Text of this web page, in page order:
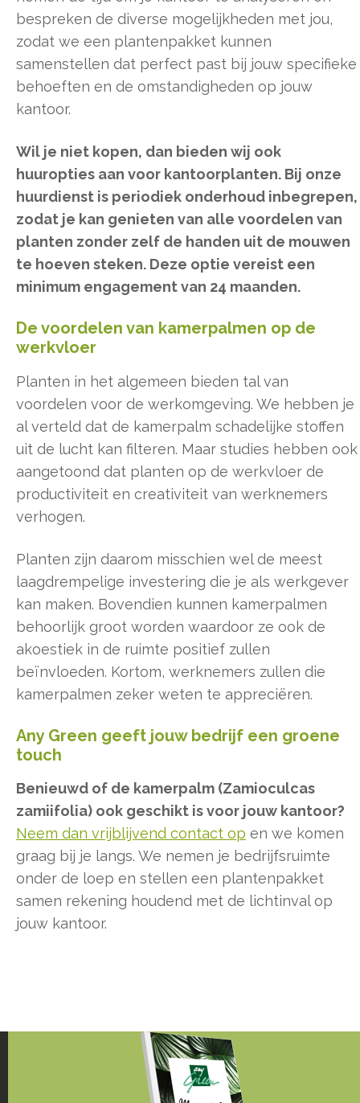
bespreken de diverse mogelijkheden met jou,
zodat we een plantenpakket kunnen
samenstellen dat perfect past bij jouw specifieke
behoeften en de omstandigheden op jouw
kantoor.
Wil je niet kopen, dan bieden wij ook
huuropties aan voor kantoorplanten. Bij onze
huurdienst is periodiek onderhoud inbegrepen,
zodat je kan genieten van alle voordelen van
planten zonder zelf de handen uit de mouwen
te hoeven steken. Deze optie vereist een
minimum engagement van 24 maanden.
De voordelen van kamerpalmen op de
werkvloer
Planten in het algemeen bieden tal van
voordelen voor de werkomgeving. We hebben je
al verteld dat de kamerpalm schadelijke stoffen
uit de lucht kan filteren. Maar studies hebben ook
aangetoond dat planten op de werkvloer de
productiviteit en creativiteit van werknemers
verhogen.
Planten zijn daarom misschien wel de meest
laagdrempelige investering die je als werkgever
kan maken. Bovendien kunnen kamerpalmen
behoorlijk groot worden waardoor ze ook de
akoestiek in de ruimte positief zullen
beïnvloeden. Kortom, werknemers zullen die
kamerpalmen zeker weten te appreciëren.
Any Green geeft jouw bedrijf een groene
touch
Benieuwd of de kamerpalm (Zamioculcas
zamiifolia) ook geschikt is voor jouw kantoor?
Neem dan vrijblijvend contact op en we komen
graag bij je langs. We nemen je bedrijfsruimte
onder de loep en stellen een plantenpakket
samen rekening houdend met de lichtinval op
jouw kantoor.